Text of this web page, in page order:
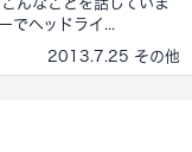
でヘッドライ...
2013.7.25 その他